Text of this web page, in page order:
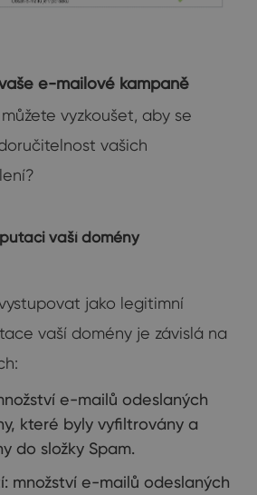
e-mailové kampaně
vyzkoušet, aby se
vašich
vaší domény
jako legitimní
vaší domény je závislá na
e-mailů odeslaných
které byly vyfiltrovány a
do složky Spam.
množství e-mailů odeslaných